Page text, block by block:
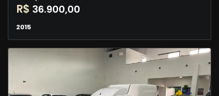
R$ 36.900,00
2015